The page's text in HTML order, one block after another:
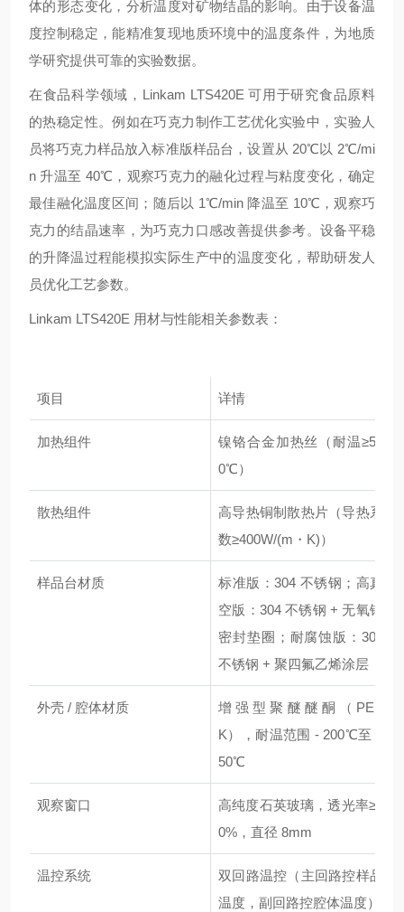
体的形态变化，分析温度对矿物结晶的影响。由于设备温
度控制稳定，能精准复现地质环境中的温度条件，为地质
学研究提供可靠的实验数据。
在食品科学领域，Linkam LTS420E 可用于研究食品原料
的热稳定性。例如在巧克力制作工艺优化实验中，实验人
员将巧克力样品放入标准版样品台，设置从 20℃以 2℃/mi
n 升温至 40℃，观察巧克力的融化过程与粘度变化，确定
最佳融化温度区间；随后以 1℃/min 降温至 10℃，观察巧
克力的结晶速率，为巧克力口感改善提供参考。设备平稳
的升降温过程能模拟实际生产中的温度变化，帮助研发人
员优化工艺参数。
Linkam LTS420E 用材与性能相关参数表：
项目 详情
加热组件
镍铬合金加热丝（耐温≥50
0℃）
散热组件
高导热铜制散热片（导热系
数≥400W/(m・K)）
样品台材质
标准版：304 不锈钢；高真
空版：304 不锈钢 + 无氧铜
密封垫圈；耐腐蚀版：304
不锈钢 + 聚四氟乙烯涂层
外壳 / 腔体材质
增强型聚醚醚酮（PEE
K），耐温范围 - 200℃至 4
50℃
观察窗口
高纯度石英玻璃，透光率≥9
0%，直径 8mm
温控系统
双回路温控（主回路控样品
温度，副回路控腔体温度）